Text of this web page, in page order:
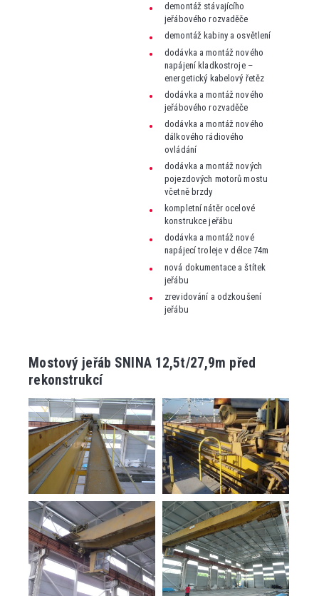
demontáž stávajícího
jeřábového rozvaděče
demontáž kabiny a osvětlení
dodávka a montáž nového
napájení kladkostroje –
energetický kabelový řetěz
dodávka a montáž nového
jeřábového rozvaděče
dodávka a montáž nového
dálkového rádiového
ovládání
dodávka a montáž nových
pojezdových motorů mostu
včetně brzdy
kompletní nátěr ocelové
konstrukce jeřábu
dodávka a montáž nové
napájecí troleje v délce 74m
nová dokumentace a štítek
jeřábu
zrevidování a odzkoušení
jeřábu
Mostový jeřáb SNINA 12,5t/27,9m před
rekonstrukcí